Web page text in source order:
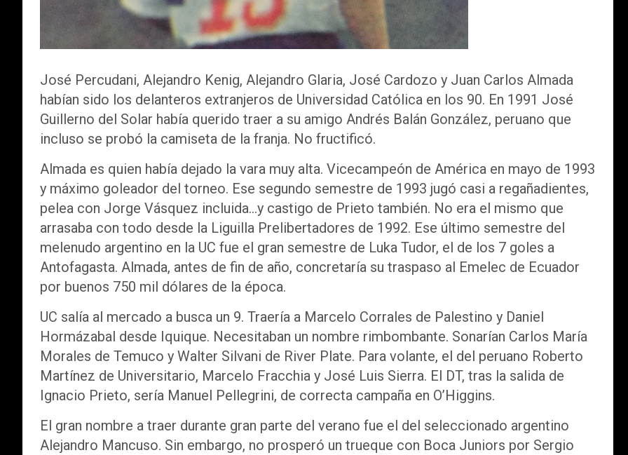
José Percudani, Alejandro Kenig, Alejandro Glaria, José Cardozo y Juan Carlos Almada
habían sido los delanteros extranjeros de Universidad Católica en los 90. En 1991 José
Guillerno del Solar había querido traer a su amigo Andrés Balán González, peruano que
incluso se probó la camiseta de la franja. No fructificó.
Almada es quien había dejado la vara muy alta. Vicecampeón de América en mayo de 1993
y máximo goleador del torneo. Ese segundo semestre de 1993 jugó casi a regañadientes,
pelea con Jorge Vásquez incluida…y castigo de Prieto también. No era el mismo que
arrasaba con todo desde la Liguilla Prelibertadores de 1992. Ese último semestre del
melenudo argentino en la UC fue el gran semestre de Luka Tudor, el de los 7 goles a
Antofagasta. Almada, antes de fin de año, concretaría su traspaso al Emelec de Ecuador
por buenos 750 mil dólares de la época.
UC salía al mercado a busca un 9. Traería a Marcelo Corrales de Palestino y Daniel
Hormázabal desde Iquique. Necesitaban un nombre rimbombante. Sonarían Carlos María
Morales de Temuco y Walter Silvani de River Plate. Para volante, el del peruano Roberto
Martínez de Universitario, Marcelo Fracchia y José Luis Sierra. El DT, tras la salida de
Ignacio Prieto, sería Manuel Pellegrini, de correcta campaña en O’Higgins.
El gran nombre a traer durante gran parte del verano fue el del seleccionado argentino
Alejandro Mancuso. Sin embargo, no prosperó un trueque con Boca Juniors por Sergio